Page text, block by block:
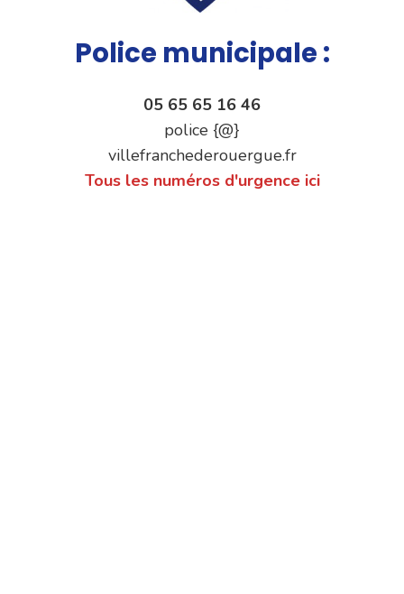
Police municipale :
05 65 65 16 46
police {@}
villefranchederouergue.fr
Tous les numéros d'urgence ici